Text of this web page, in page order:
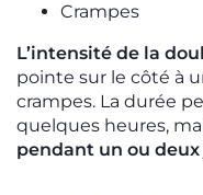
Crampes
L’intensité de la
pointe sur le côté à
crampes. La durée
quelques heures,
pendant un ou